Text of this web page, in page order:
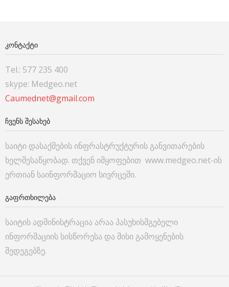
ᲙᲝᲜᲢᲐᲥᲢᲘ
Tel.: 577 235 400
skype: Medgeo.net
Caumednet@gmail.com
ᲩᲕᲔᲜᲡ ᲨᲔᲡᲐᲮᲔᲑ
საიტი დასაქმების ინფრასტრუქტურის განვითარების
ხელშესაწყობად. თქვენ იმყოფებით www.medgeo.net-ის
ერთიან საინფორმაციო სივრცეში.
ᲒᲐᲤᲠᲗᲮᲘᲚᲔᲑᲐ
საიტის ადმინისტრაცია არაა პასუხისმგებელი
ინფორმაციის სისწორესა და მისი გამოყენების
შედეგებზე.